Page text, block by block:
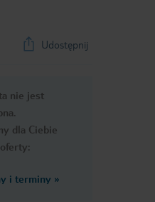
Udostępnij
nie jest
dla Ciebie
i terminy »
Wyjątkowy